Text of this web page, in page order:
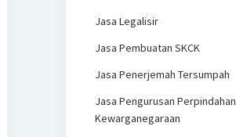
Jasa Legalisir
Jasa Pembuatan SKCK
Jasa Penerjemah Tersumpah
Jasa Pengurusan Perpindahan
Kewarganegaraan